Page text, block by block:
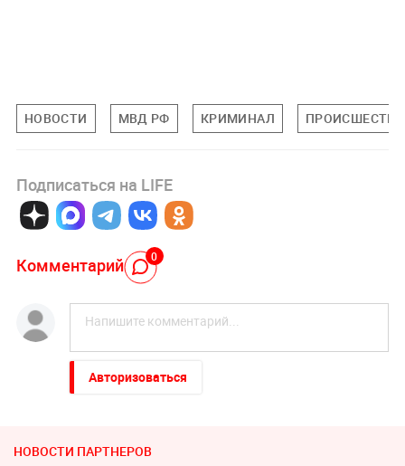
НОВОСТИ МВД РФ КРИМИНАЛ
Подписаться на LIFE
Комментарий 0
Авторизоваться
НОВОСТИ ПАРТНЕРОВ